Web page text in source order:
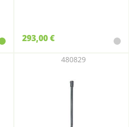
293,00 €
480829